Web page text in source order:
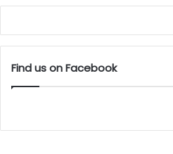
Find us on Facebook